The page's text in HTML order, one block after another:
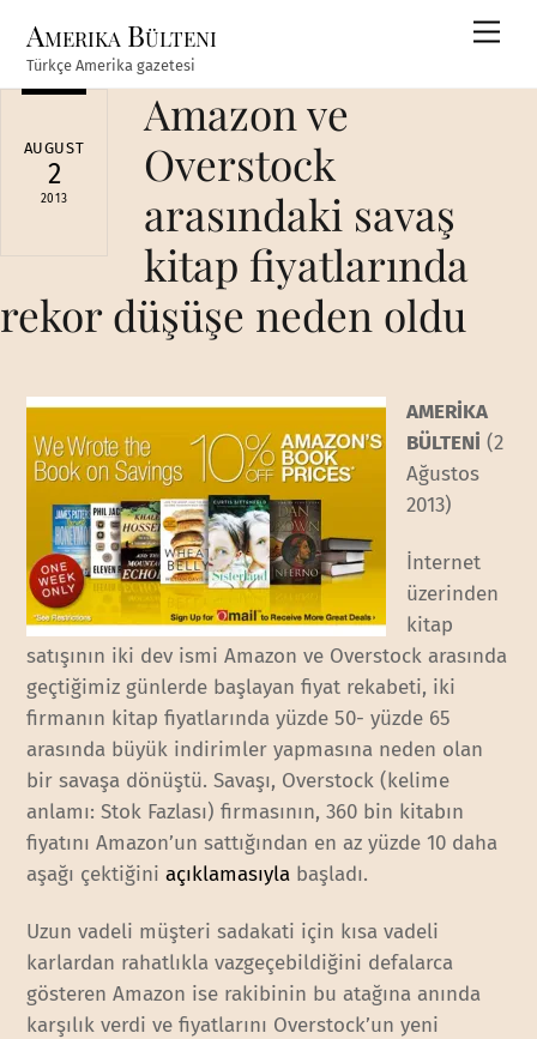
content
Amerika Bülteni
Türkçe Amerika gazetesi
AUGUST
2
2013
Amazon ve
Overstock
arasındaki savaş
kitap fiyatlarında
rekor düşüşe neden oldu
AMERİKA
BÜLTENİ (2
Ağustos
2013)
İnternet
üzerinden
kitap
satışının iki dev ismi Amazon ve Overstock arasında
geçtiğimiz günlerde başlayan fiyat rekabeti, iki
firmanın kitap fiyatlarında yüzde 50- yüzde 65
arasında büyük indirimler yapmasına neden olan
bir savaşa dönüştü. Savaşı, Overstock (kelime
anlamı: Stok Fazlası) firmasının, 360 bin kitabın
fiyatını Amazon’un sattığından en az yüzde 10 daha
aşağı çektiğiniaçıklamasıyla başladı.
Uzun vadeli müşteri sadakati için kısa vadeli
karlardan rahatlıkla vazgeçebildiğini defalarca
gösteren Amazon ise rakibinin bu atağına anında
karşılık verdi ve fiyatlarını Overstock’un yeni